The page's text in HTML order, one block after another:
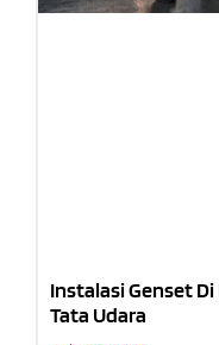
Instalasi Genset
Tata Udara